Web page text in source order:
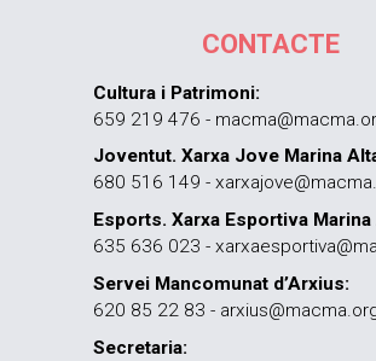
CONTACTE
Cultura i Patrimoni:
659 219 476 -
Joventut. Xarxa Jove Marina
680 516 149 -
Esports. Xarxa Esportiva Marina
635 636 023 -
Servei Mancomunat d’Arxius:
620 85 22 83 -
Secretaria: